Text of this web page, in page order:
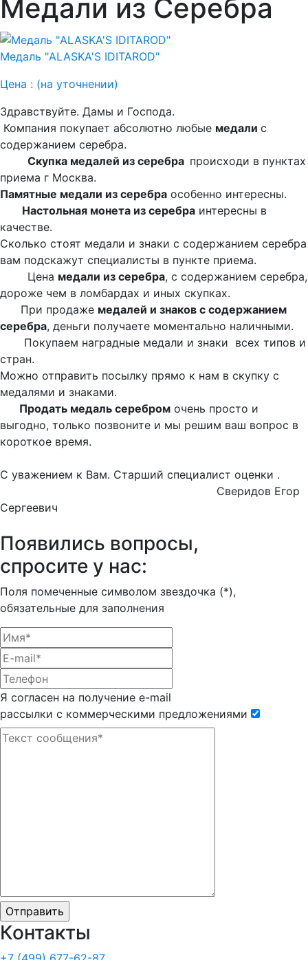
Медали из Серебра
Медаль "ALASKA'S IDITAROD"
Цена : (на уточнении)
Здравствуйте. Дамы и Господа.
Компания покупает абсолютно любые медали с
содержанием серебра.
Скупка медалей из серебра происходи в пунктах
приема г Москва.
Памятные медали из серебра особенно интересны.
Настольная монета из серебра интересны в
качестве.
Сколько стоят медали и знаки с содержанием серебра
вам подскажут специалисты в пункте приема.
Цена медали из серебра, с содержанием серебра,
дороже чем в ломбардах и иных скупках.
При продаже медалей и знаков с содержанием
серебра, деньги получаете моментально наличными.
Покупаем наградные медали и знаки всех типов и
стран.
Можно отправить посылку прямо к нам в скупку с
медалями и знаками.
Продать медаль серебром очень просто и
выгодно, только позвоните и мы решим ваш вопрос в
короткое время.
С уважением к Вам. Старший специалист оценки .
Сверидов Егор
Сергеевич
Появились вопросы,
спросите у нас:
Поля помеченные символом звездочка (*),
обязательные для заполнения
Я согласен на получение e-mail
рассылки с коммерческими предложениями
Контакты